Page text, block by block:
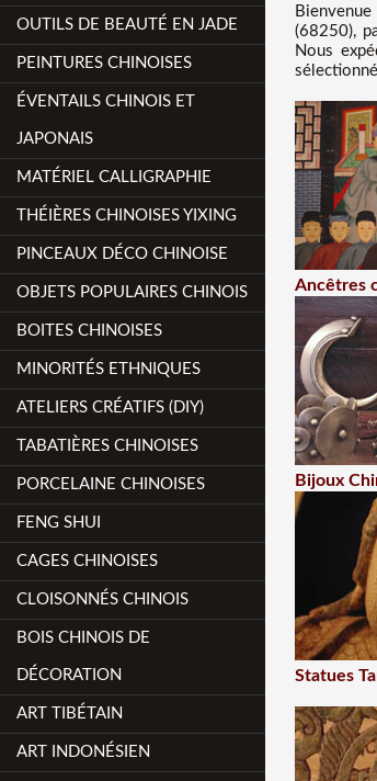
OUTILS DE BEAUTÉ EN JADE
PEINTURES CHINOISES
ÉVENTAILS CHINOIS ET
JAPONAIS
MATÉRIEL CALLIGRAPHIE
THÉIÈRES CHINOISES YIXING
PINCEAUX DÉCO CHINOISE
OBJETS POPULAIRES CHINOIS
BOITES CHINOISES
MINORITÉS ETHNIQUES
ATELIERS CRÉATIFS (DIY)
TABATIÈRES CHINOISES
PORCELAINE CHINOISES
FENG SHUI
CAGES CHINOISES
CLOISONNÉS CHINOIS
BOIS CHINOIS DE
DÉCORATION
ART TIBÉTAIN
ART INDONÉSIEN
Bienvenue
(68250),
Nous
Ancêtres
Bijoux
Statues